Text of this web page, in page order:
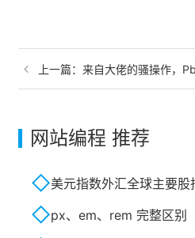
上一篇： 来自大佬的骚操作，
网站编程 推荐
美元指数外汇全球主要股
px、em、rem 完整区别